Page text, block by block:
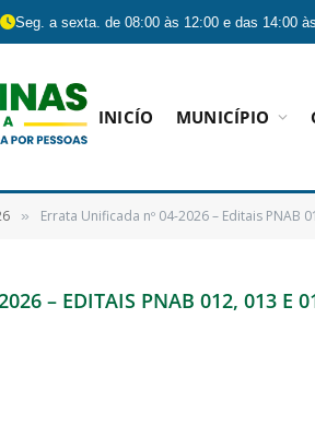
Seg. a sexta. de 08:00 às 12:00 e das 14:00
INICÍO MUNICÍPIO
» Errata Unificada nº 04-2026 – Editais PNAB
– EDITAIS PNAB 012, 013 E